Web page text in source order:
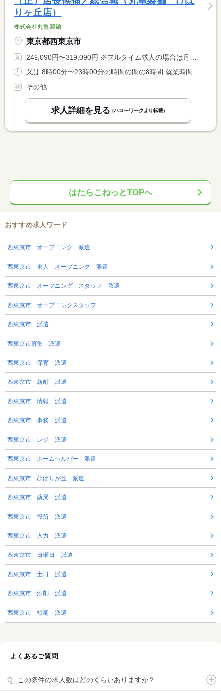
りヶ丘店）
株式会社丸亀製麺
東京都西東京市
249,090円〜319,090円 ※フルタイム求人の場合は月額（換算額）、パート求人の場合は時間額を表示しています。
その他
求人詳細を見る (ハローワークより転載)
はたらこねっとTOPへ
おすすめ求人ワード
西東京市 オープニング 派遣
西東京市 求人 オープニング 派遣
西東京市 オープニング スタッフ 派遣
西東京市 オープニングスタッフ
西東京市 派遣
西東京市募集 派遣
西東京市 保育 派遣
西東京市 新町 派遣
西東京市 情報 派遣
西東京市 事務 派遣
西東京市 レジ 派遣
西東京市 ホームヘルパー 派遣
西東京市 ひばりが丘 派遣
西東京市 薬局 派遣
西東京市 役所 派遣
西東京市 入力 派遣
西東京市 日曜日 派遣
西東京市 土日 派遣
西東京市 添削 派遣
西東京市 短期 派遣
よくあるご質問
この条件の求人数はどのくらいありますか？